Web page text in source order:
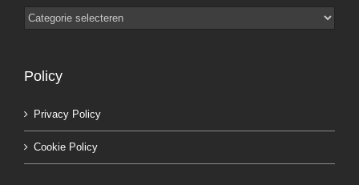
Categorieën
Policy
Privacy Policy
Cookie Policy